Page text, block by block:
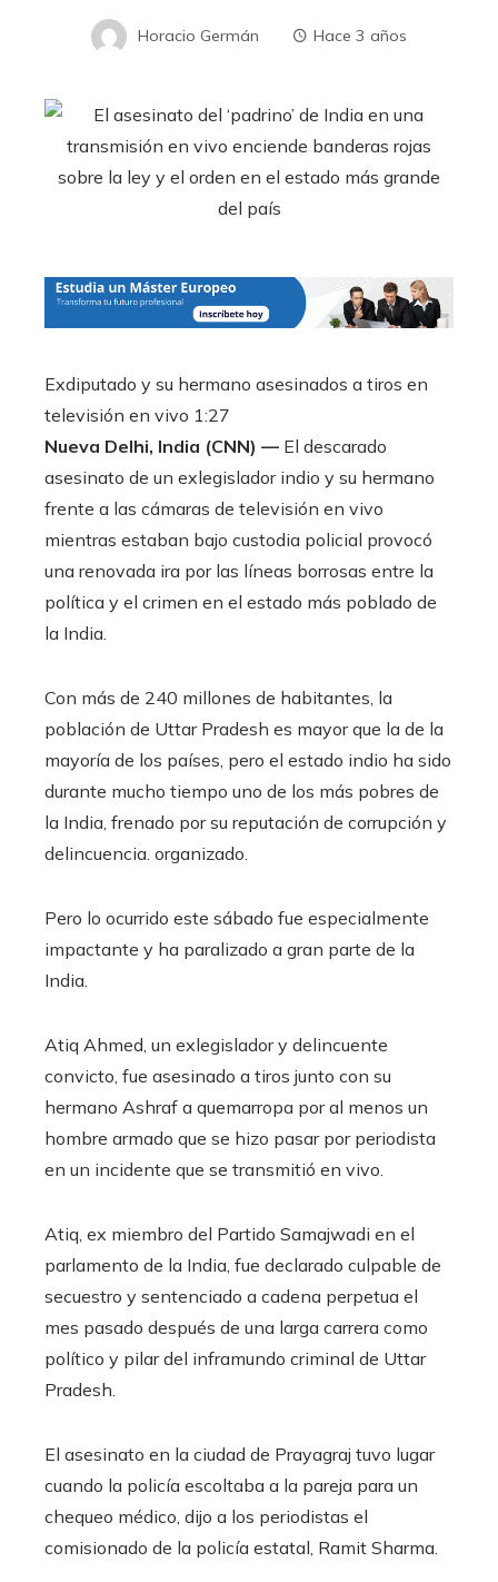
Horacio Germán Hace 3 años
Exdiputado y su hermano asesinados a tiros en
televisión en vivo 1:27
Nueva Delhi, India (CNN) — El descarado
asesinato de un exlegislador indio y su hermano
frente a las cámaras de televisión en vivo
mientras estaban bajo custodia policial provocó
una renovada ira por las líneas borrosas entre la
política y el crimen en el estado más poblado de
la India.
Con más de 240 millones de habitantes, la
población de Uttar Pradesh es mayor que la de la
mayoría de los países, pero el estado indio ha sido
durante mucho tiempo uno de los más pobres de
la India, frenado por su reputación de corrupción y
delincuencia. organizado.
Pero lo ocurrido este sábado fue especialmente
impactante y ha paralizado a gran parte de la
India.
Atiq Ahmed, un exlegislador y delincuente
convicto, fue asesinado a tiros junto con su
hermano Ashraf a quemarropa por al menos un
hombre armado que se hizo pasar por periodista
en un incidente que se transmitió en vivo.
Atiq, ex miembro del Partido Samajwadi en el
parlamento de la India, fue declarado culpable de
secuestro y sentenciado a cadena perpetua el
mes pasado después de una larga carrera como
político y pilar del inframundo criminal de Uttar
Pradesh.
El asesinato en la ciudad de Prayagraj tuvo lugar
cuando la policía escoltaba a la pareja para un
chequeo médico, dijo a los periodistas el
comisionado de la policía estatal, Ramit Sharma.